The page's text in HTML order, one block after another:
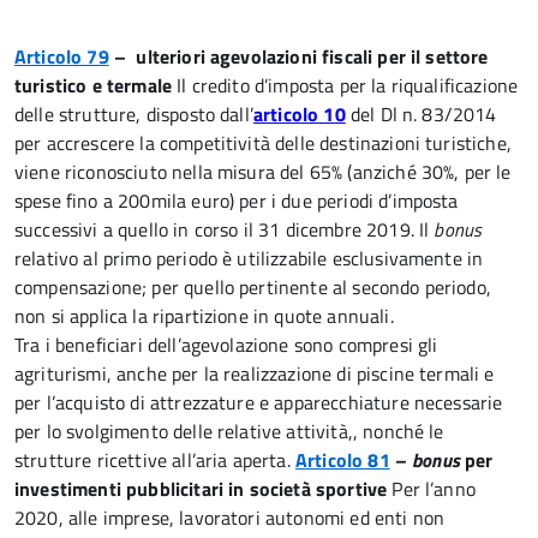
Articolo 79– ulteriori agevolazioni fiscali per il settore
turistico e termale Il credito d’imposta per la riqualificazione
delle strutture, disposto dall’articolo 10del Dl n. 83/2014
per accrescere la competitività delle destinazioni turistiche,
viene riconosciuto nella misura del 65% (anziché 30%, per le
spese fino a 200mila euro) per i due periodi d’imposta
successivi a quello in corso il 31 dicembre 2019. Il bonus
relativo al primo periodo è utilizzabile esclusivamente in
compensazione; per quello pertinente al secondo periodo,
non si applica la ripartizione in quote annuali.
Tra i beneficiari dell’agevolazione sono compresi gli
agriturismi, anche per la realizzazione di piscine termali e
per l’acquisto di attrezzature e apparecchiature necessarie
per lo svolgimento delle relative attività,, nonché le
strutture ricettive all’aria aperta.Articolo 81 – bonusper
investimenti pubblicitari in società sportive Per l’anno
2020, alle imprese, lavoratori autonomi ed enti non